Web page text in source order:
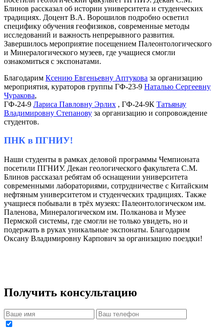
Блинов рассказал об истории университета и студенческих
традициях. Доцент В.А. Ворошилов подробно осветил
специфику обучения геофизиков, современные методы
исследований и важность непрерывного развития.
Завершилось мероприятие посещением Палеонтологического
и Минералогического музеев, где учащиеся смогли
ознакомиться с экспонатами.
Благодарим Ксению Евгеньевну Аптукова за организацию
мероприятия, кураторов группы ГФ-23-9 Наталью Сергеевну
Чуракова,
ГФ-24-9 Лариса Павловну Эрлих , ГФ-24-9К Татьянау
Владимировну Степанову за организацию и сопровождение
студентов.
ПНК в ПГНИУ!
Наши студенты в рамках деловой программы Чемпионата
посетили ПГНИУ. Декан геологического факультета С.М.
Блинов рассказал ребятам об оснащении университета
современными лабораториями, сотрудничестве с Китайским
нефтяным университетом и студенческих традициях. Также
учащиеся побывали в трёх музеях: Палеонтологическом им.
Паленова, Минералогическом им. Полканова и Музее
Пермской системы, где смогли не только увидеть, но и
подержать в руках уникальные экспонаты. Благодарим
Оксану Владимировну Карпович за организацию поездки!
Получить консультацию